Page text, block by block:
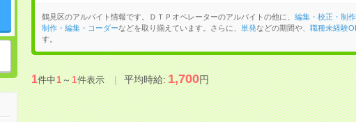
鶴見区のアルバイト情報です。ＤＴＰオペレーターのアルバイトの他に、 編集・校正・制
制作・編集・コーダーなどを取り揃えています。さらに、 単発などの期間や、 職種未経験
す。
1件中1～1件表示 平均時給:1,700円